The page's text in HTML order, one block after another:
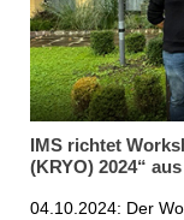
IMS richtet
(KRYO) 2024“ aus
04.10.2024: Der